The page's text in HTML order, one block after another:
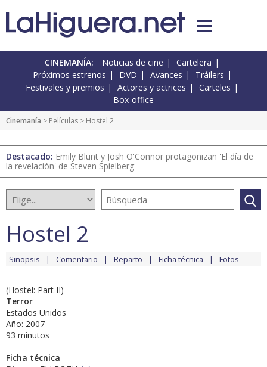
CINEMANÍA: Noticias de cine
Cartelera
Próximos estrenos
DVD Avances
Tráilers
Festivales y premios
Actores y actrices
Carteles
Box-office
Cinemanía > Películas > Hostel 2
Destacado: Emily Blunt y Josh O'Connor protagonizan 'El día de
la revelación' de Steven Spielberg
Hostel 2
Sinopsis Comentario Reparto Ficha técnica Fotos
(Hostel: Part II)
Terror
Estados Unidos
Año: 2007
93 minutos
Ficha técnica